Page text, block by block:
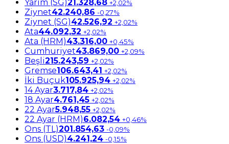
Yarım (SG)21.328,68 +2,02%
Ziynet42.240,86 -0,27%
Ziynet (SG)42.526,92 +2,02%
Ata44.092,32 +2,02%
Ata (HRM)43.316,00 +0,45%
Cumhuriyet43.869,00 +2,09%
Beşli215.243,59 +2,02%
Gremse106.643,41 +2,02%
İki Buçuk105.925,94 +2,02%
14 Ayar3.717,84 +2,02%
18 Ayar4.761,45 +2,02%
22 Ayar5.948,55 +2,02%
22 Ayar (HRM)6.082,54 +0,46%
Ons (TL)201.854,63 -0,09%
Ons (USD)4.241,24 -0,15%